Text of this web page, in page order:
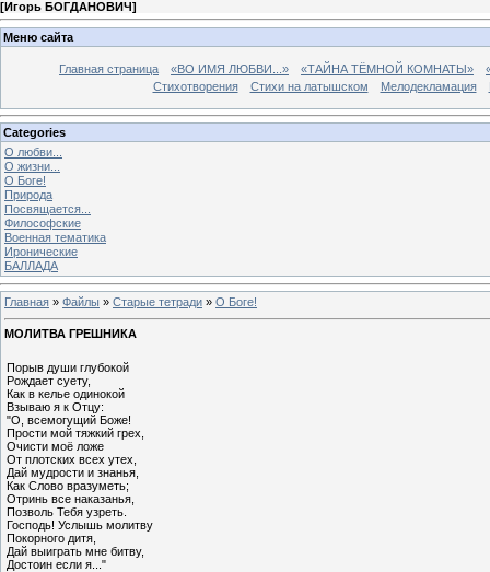
[Игорь БОГДАНОВИЧ]
Меню сайта
Главная страница «ВО ИМЯ ЛЮБВИ...» «ТАЙНА ТЁМНОЙ КОМНАТЫ»
Стихотворения
Стихи на латышском Мелодекламация
Categories
О любви...
О жизни...
О Боге!
Природа
Посвящается...
Философские
Военная тематика
Иронические
БАЛЛАДА
Главная » Файлы » Старые тетради » О Боге!
МОЛИТВА ГРЕШНИКА
Порыв души глубокой
Рождает суету,
Как в келье одинокой
Взываю я к Отцу:
"О, всемогущий Боже!
Прости мой тяжкий грех,
Очисти моё ложе
От плотских всех утех,
Дай мудрости и знанья,
Как Слово вразуметь;
Отринь все наказанья,
Позволь Тебя узреть.
Господь! Услышь молитву
Покорного дитя,
Дай выиграть мне битву,
Достоин если я..."